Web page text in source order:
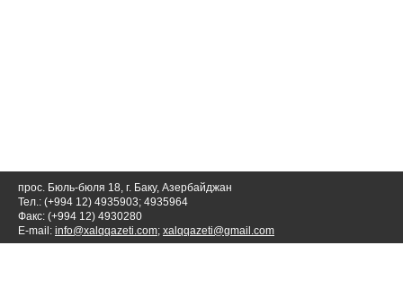
прос. Бюль-бюля 18, г. Баку, Азербайджан
Тел.: (+994 12) 4935903; 4935964
Факс: (+994 12) 4930280
E-mail: info@xalqqazeti.com; xalqqazeti@gmail.com